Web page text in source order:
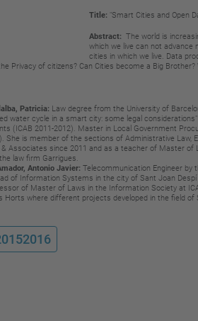
Title: "Smart Cities and Open
Abstract: The world is
which we live can not advance
cities in which we live. Data
Privacy of citizens? Can Cities become a Big
Patricia: Law degree from the University of
water cycle in a smart city: some legal considerations"
(ICAB 2011-2012). Master in Local Government
She is member of the sections of Administrative Law,
& Associates since 2011 and as a teacher of Master of
l aw firm Garrigues.
Antonio Javier: Telecommunication Engineer by
of Information Systems in the city of Sant Joan
of Master of Laws in the Information Society at
Horts where different projects developed in the field of